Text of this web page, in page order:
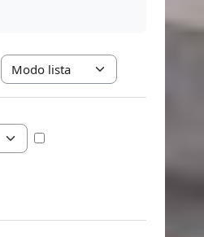
Navegação terciária do modo de